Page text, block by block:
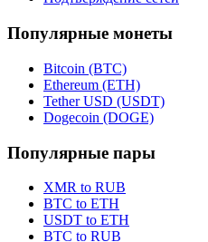
Популярные монеты
Bitcoin (BTC)
Ethereum (ETH)
Tether USD (USDT)
Dogecoin (DOGE)
Популярные пары
XMR to RUB
BTC to ETH
USDT to ETH
BTC to RUB